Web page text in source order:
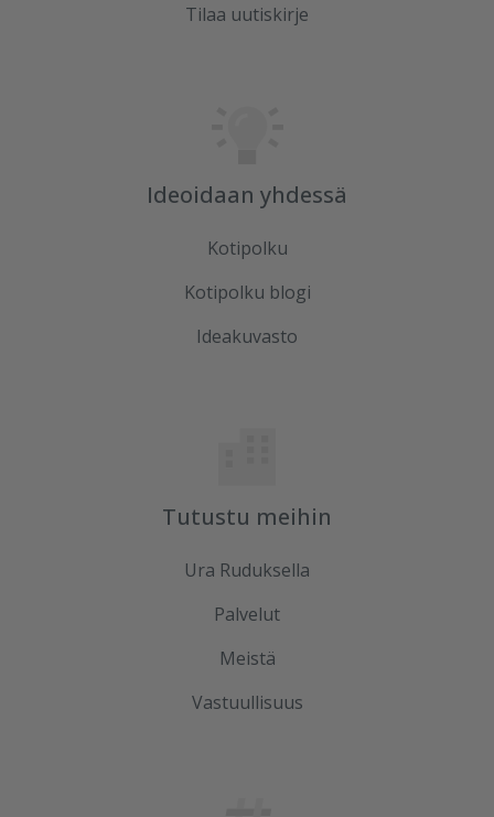
Tilaa uutiskirje
Ideoidaan yhdessä
Kotipolku
Kotipolku blogi
Ideakuvasto
Tutustu meihin
Ura Ruduksella
Palvelut
Meistä
Vastuullisuus